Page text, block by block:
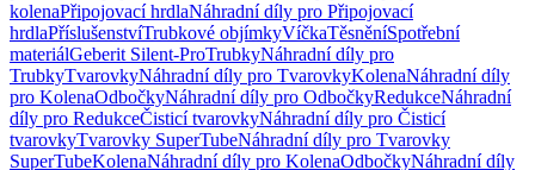
kolenaPřipojovací hrdlaNáhradní díly pro Připojovací
hrdlaPříslušenstvíTrubkové objímkyVíčkaTěsněníSpotřební
materiálGeberit Silent-ProTrubkyNáhradní díly pro
TrubkyTvarovkyNáhradní díly pro TvarovkyKolenaNáhradní díly
pro KolenaOdbočkyNáhradní díly pro OdbočkyRedukceNáhradní
díly pro RedukceČisticí tvarovkyNáhradní díly pro Čisticí
tvarovkyTvarovky SuperTubeNáhradní díly pro Tvarovky
SuperTubeKolenaNáhradní díly pro KolenaOdbočkyNáhradní díly